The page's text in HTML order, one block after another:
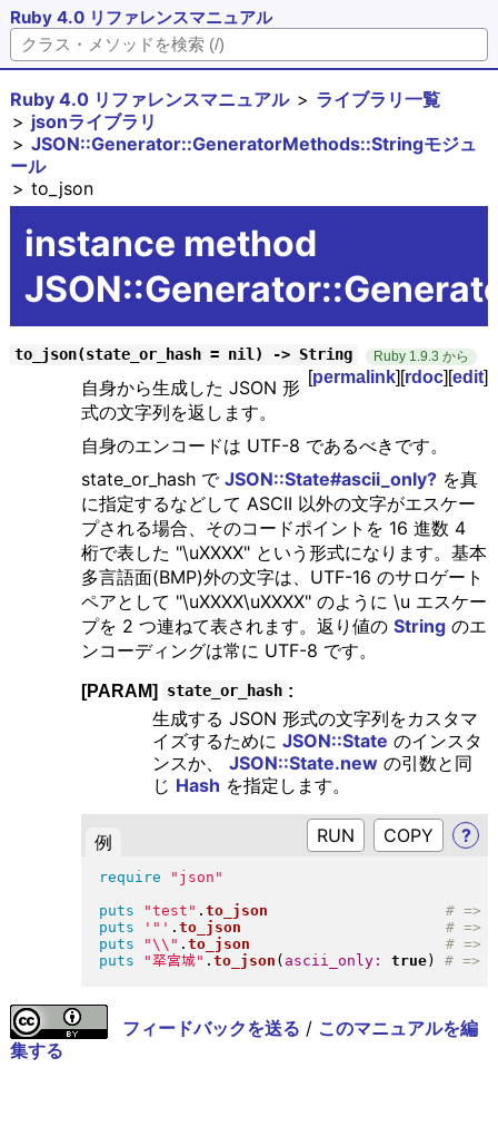
Ruby 4.0 リファレンスマニュアル
Ruby 4.0 リファレンスマニュアル
ライブラリ一覧
jsonライブラリ
JSON::Generator::GeneratorMethods::Stringモジュ
ール
to_json
instance method
to_json(state_or_hash = nil) -> String Ruby 1.9.3 から
[permalink][rdoc][edit]
自身から生成した JSON 形
式の文字列を返します。
自身のエンコードは UTF-8 であるべきです。
state_or_hash で JSON::State#ascii_only?を真
に指定するなどして ASCII 以外の文字がエスケー
プされる場合、そのコードポイントを 16 進数 4
桁で表した "\uXXXX" という形式になります。基本
多言語面(BMP)外の文字は、UTF-16 のサロゲート
ペアとして "\uXXXX\uXXXX" のように \u エスケー
プを 2 つ連ねて表されます。返り値の Stringのエ
ンコーディングは常に UTF-8 です。
[PARAM] state_or_hash :
生成する JSON 形式の文字列をカスタマ
イズするために JSON::State のインスタ
ンスか、 JSON::State.newの引数と同
じ Hash を指定します。
例 RUN ?
require " json "
puts
"test " . to_json
puts
'"' . to_json
puts
"\\ " . to_json
puts
"𤘩宮城" . to_json ( ascii_only: true)
フィードバックを送る / このマニュアルを編
集する